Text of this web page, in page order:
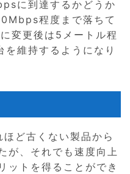
に到達するかどうか
程度まで落ちて
変更後は5メートル程
維持するようになり
ど古くない製品から
が、それでも速度向上
ットを得ることができ